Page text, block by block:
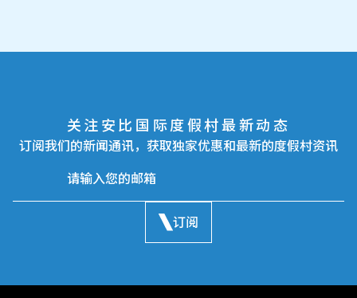
关注安比国际度假村最新动态
订阅我们的新闻通讯，获取独家优惠和最新的度假村资讯
订阅